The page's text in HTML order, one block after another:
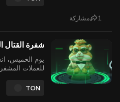
2024.
في يوليو،
1 مشاركة
يوم الخميس،
التقلبات،
TON